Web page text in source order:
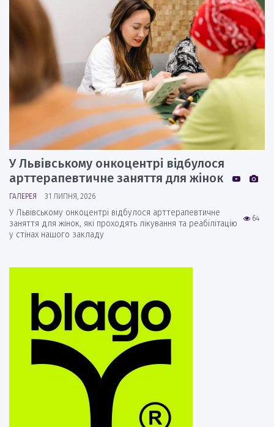
У Львівському онкоцентрі відбулося
арттерапевтичне заняття для жінок
ГАЛЕРЕЯ 31 ЛИПНЯ, 2026
64
У Львівському онкоцентрі відбулося арттерапевтичне
заняття для жінок, які проходять лікування та реабілітацію
у стінах нашого закладу